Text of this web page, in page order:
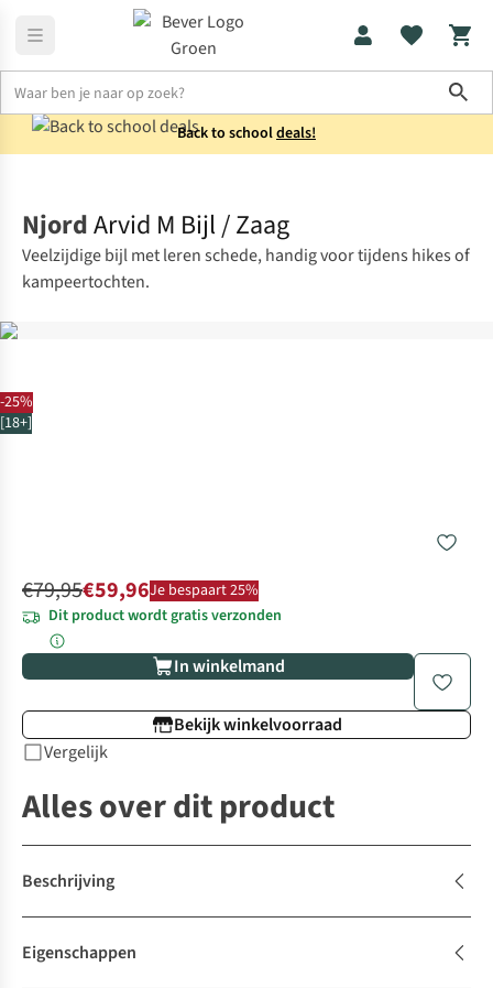
Back to schooldeals!
-25%
[18+]
NjordArvid M Bijl / Zaag
Veelzijdige bijl met leren schede, handig voor tijdens hikes of
kampeertochten.
€79,95€59,96Je bespaart 25%
Dit product wordt gratis verzonden
In winkelmand
Bekijk winkelvoorraad
Vergelijk
Alles over dit product
Beschrijving
Eigenschappen